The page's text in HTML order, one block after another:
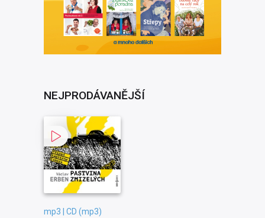
NEJPRODÁVANĚJŠÍ
mp3 | CD (mp3)